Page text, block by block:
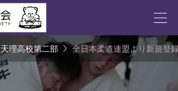
天理高校第二部全日本柔道連盟より新規登